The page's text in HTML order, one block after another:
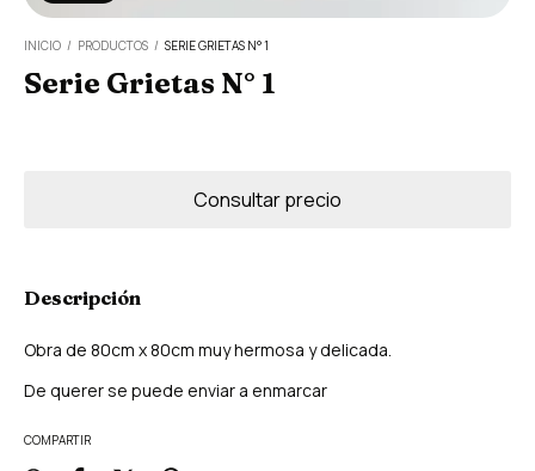
INICIO / PRODUCTOS / SERIE GRIETAS N° 1
Serie Grietas N° 1
Descripción
Obra de 80cm x 80cm muy hermosa y delicada.
De querer se puede enviar a enmarcar
COMPARTIR